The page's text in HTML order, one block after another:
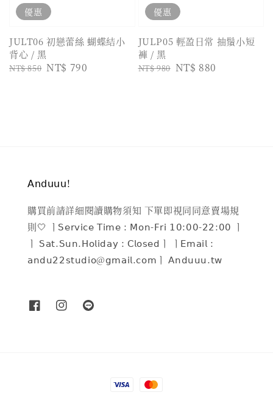
優惠
JULT06 初戀蕾絲 蝴蝶結小
背心 / 黑
Regular
NT$ 850 Sale
NT$ 790
優惠
JULP05 輕盈日常 抽鬚小短
褲 / 黑
Regular
NT$ 980 Sale
NT$ 880
𝖠𝗇𝖽𝗎𝗎𝗎!
購買前請詳細閱讀購物須知 下單即視同同意賣場規
則🤍 ㅣ𝖲𝖾𝗋𝗏𝗂𝖼𝖾 𝖳𝗂𝗆𝖾 : 𝖬𝗈𝗇-𝖥𝗋𝗂 𝟣𝟢:𝟢𝟢-𝟤𝟤:𝟢𝟢 ㅣ
ㅣ 𝖲𝖺𝗍.𝖲𝗎𝗇.𝖧𝗈𝗅𝗂𝖽𝖺𝗒 : 𝖢𝗅𝗈𝗌𝖾𝖽ㅣ ㅣ𝖤𝗆𝖺𝗂𝗅 :
𝖺𝗇𝖽𝗎𝟤𝟤𝗌𝗍𝗎𝖽𝗂𝗈@𝗀𝗆𝖺𝗂𝗅.𝖼𝗈𝗆ㅣ 𝖠𝗇𝖽𝗎𝗎𝗎.𝗍𝗐